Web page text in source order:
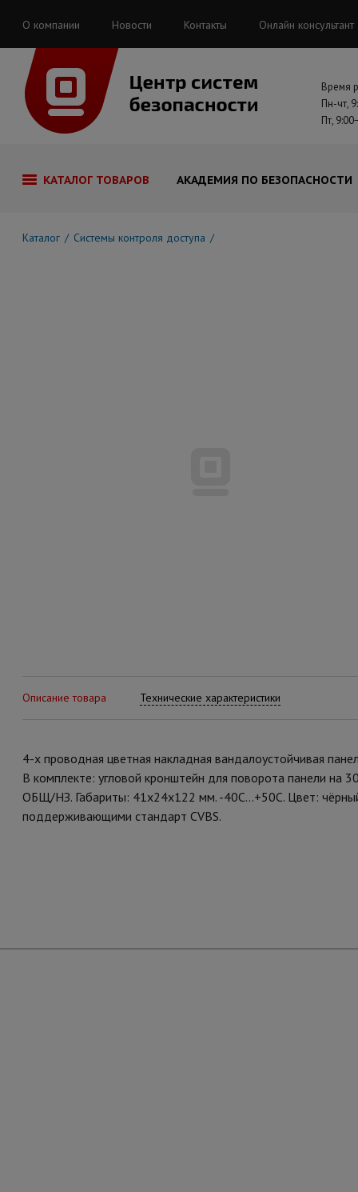
О компании Новости Контакты Онлайн консультант
Время
Пн-чт,
Пт,
КАТАЛОГ ТОВАРОВ АКАДЕМИЯ ПО БЕЗОПАСНОСТИ
Каталог Системы контроля доступа
Описание товара Технические характеристики
4-x проводная цветная накладная вандалоустойчивая
В комплекте: угловой кронштейн для поворота панели на
ОБЩ/НЗ. Габариты: 41х24х122 мм. -40C...+50C. Цвет:
поддерживающими стандарт CVBS.